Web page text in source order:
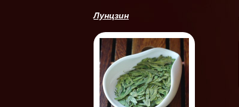
Лунцзин